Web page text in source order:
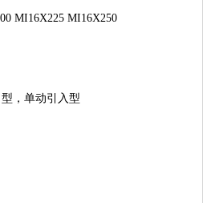
MI16X225 MI16X250